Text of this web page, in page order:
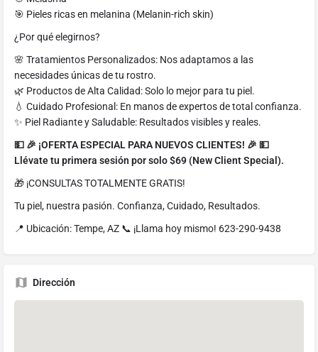
🎯 Pieles ricas en melanina (Melanin-rich skin)
¿Por qué elegirnos?
🌸 Tratamientos Personalizados: Nos adaptamos a las
necesidades únicas de tu rostro.
🌿 Productos de Alta Calidad: Solo lo mejor para tu piel.
💧 Cuidado Profesional: En manos de expertos de total confianza.
✨ Piel Radiante y Saludable: Resultados visibles y reales.
💵 🎉 ¡OFERTA ESPECIAL PARA NUEVOS CLIENTES! 🎉 💵
Llévate tu primera sesión por solo $69 (New Client Special).
🎁 ¡CONSULTAS TOTALMENTE GRATIS!
Tu piel, nuestra pasión. Confianza, Cuidado, Resultados.
📍 Ubicación: Tempe, AZ 📞 ¡Llama hoy mismo! 623-290-9438
Dirección